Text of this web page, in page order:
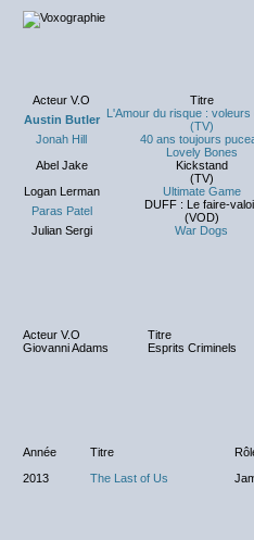
Acteur V.O Titre
Austin Butler
L'Amour du risque : voleurs
(TV)
Jonah Hill
40 ans toujours
Abel Jake
Lovely Bones
Kickstand
(TV)
Logan Lerman
Ultimate Game
Paras Patel
DUFF : Le faire-
(VOD)
Julian Sergi
War Dogs
Acteur V.O Titre
Giovanni Adams
Esprits Criminels
Année Titre
2013
The Last of Us